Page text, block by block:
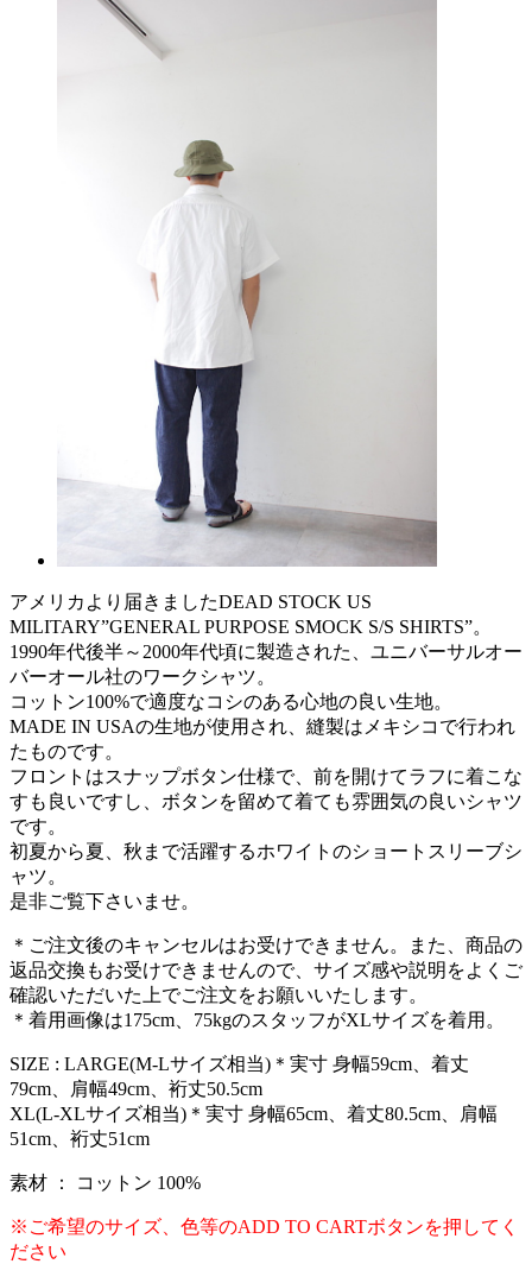
アメリカより届きましたDEAD STOCK US
MILITARY”GENERAL PURPOSE SMOCK S/S SHIRTS”。
1990年代後半～2000年代頃に製造された、ユニバーサルオー
バーオール社のワークシャツ。
コットン100%で適度なコシのある心地の良い生地。
MADE IN USAの生地が使用され、縫製はメキシコで行われ
たものです。
フロントはスナップボタン仕様で、前を開けてラフに着こな
すも良いですし、ボタンを留めて着ても雰囲気の良いシャツ
です。
初夏から夏、秋まで活躍するホワイトのショートスリーブシ
ャツ。
是非ご覧下さいませ。
＊ご注文後のキャンセルはお受けできません。また、商品の
返品交換もお受けできませんので、サイズ感や説明をよくご
確認いただいた上でご注文をお願いいたします。
＊着用画像は175cm、75kgのスタッフがXLサイズを着用。
SIZE : LARGE(M-Lサイズ相当)＊実寸 身幅59cm、着丈
79cm、肩幅49cm、裄丈50.5cm
XL(L-XLサイズ相当)＊実寸 身幅65cm、着丈80.5cm、肩幅
51cm、裄丈51cm
素材 ： コットン 100%
※ご希望のサイズ、色等のADD TO CARTボタンを押してく
ださい